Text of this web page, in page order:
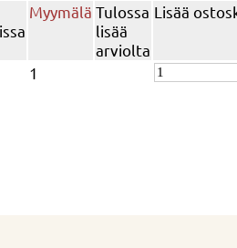
Myymälä Tulossa
lisää
arviolta
Lisää
1